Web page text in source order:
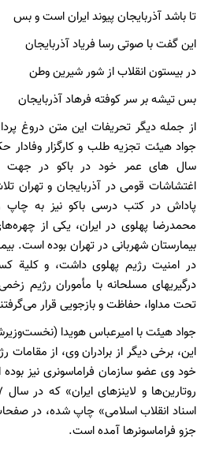
تا باشد آذربایجان پیوند ایران است و بس
این گفت با صوتی رسا فریاد آذربایجان
در بیستون انقلاب از شور شیرین وطن
بس تیشه بر سر کوفته فرهاد آذربایجان
از جمله دیگر تحریفات این متن دروغ
جواد هیئت تجزیه طلب و کارگزار وفادار
سال های عمر خود در باکو در جهت
اغتشاشات قومی در آذربایجان و تهران
پاداش در کتب درسی باکو نیز به
محمدرضا پهلوی در ایران، یکی از
بیمارستان شهربانی در تهران بوده است.
در امنیت رژیم پهلوی داشت، و کلیة
درگیریهای مسلحانه با مأموران رژیم
تحت مداوا، حفاظت و بازجویی قرار
جواد هیئت با امیرعباس هویدا
این، برخی دیگر از برادران وی، از
خود وی عضو سازمان فراماسونری نیز
جزو فراماسونرها آمده است.